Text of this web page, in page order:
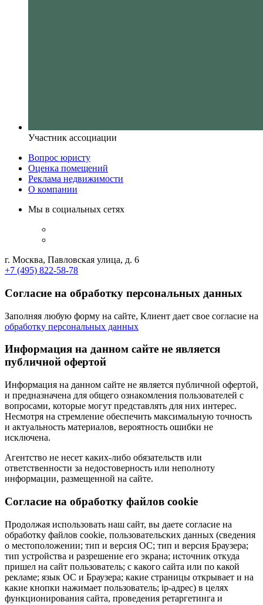
Участник ассоциации
Вопрос юристу
Оценка помещений
Реклама недвижимости
О компании
Мы в социальных сетях
г. Москва, Павловская улица, д. 6
+7 (495) 822-58-78
Согласие на обработку персональных данных
Заполняя любую форму на сайте, Клиент дает свое согласие на
обработку персональных данных
Информация на данном сайте не является
публичной офертой
Информация на данном сайте не является публичной офертой,
и предназначена для общего ознакомления пользователей с
вопросами, которые могут представлять для них интерес.
Несмотря на стремление обеспечить максимальную точность
и актуальность материалов, вероятность ошибки не
исключена.
Агентство не несет каких-либо обязательств или
ответственности за недостоверность или неполноту
информации, размещенной на сайте.
Cогласие на обработку файлов cookie
Продолжая использовать наш сайт, вы даете согласие на
обработку файлов cookie, пользовательских данных (сведения
о местоположении; тип и версия ОС; тип и версия Браузера;
тип устройства и разрешение его экрана; источник откуда
пришел на сайт пользователь; с какого сайта или по какой
рекламе; язык ОС и Браузера; какие страницы открывает и на
какие кнопки нажимает пользователь; ip-адрес) в целях
функционирования сайта, проведения ретаргетинга и